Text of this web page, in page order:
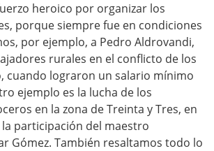
heroico por organizar los
porque siempre fue en condiciones
por ejemplo, a Pedro Aldrovandi,
rurales en el conflicto de los
cuando lograron un salario mínimo
ejemplo es la lucha de los
en la zona de Treinta y Tres, en
la participación del maestro
Gómez. También resaltamos todo lo